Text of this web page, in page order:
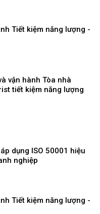
Tiết kiệm năng lượng -
vận hành Tòa nhà
tiết kiệm năng lượng
dụng ISO 50001 hiệu
nghiệp
Tiết kiệm năng lượng -